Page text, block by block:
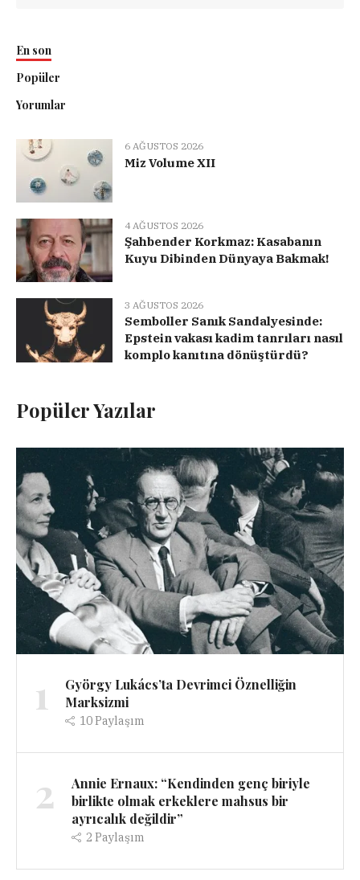
En son
Popüler
Yorumlar
6 AĞUSTOS 2026
Miz Volume XII
4 AĞUSTOS 2026
Şahbender Korkmaz: Kasabanın
Kuyu Dibinden Dünyaya Bakmak!
3 AĞUSTOS 2026
Semboller Sanık Sandalyesinde:
Epstein vakası kadim tanrıları nasıl
komplo kanıtına dönüştürdü?
Popüler Yazılar
1
György Lukács’ta Devrimci Öznelliğin
Marksizmi
10Paylaşım
2
Annie Ernaux: “Kendinden genç biriyle
birlikte olmak erkeklere mahsus bir
ayrıcalık değildir”
2 Paylaşım